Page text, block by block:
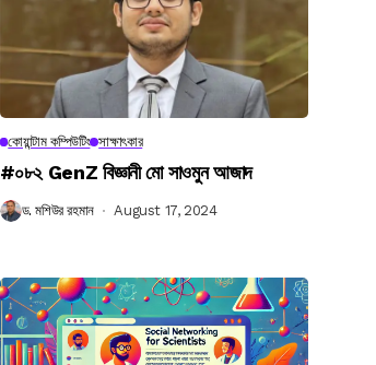
কোয়ান্টাম কম্পিউটিং সাক্ষাৎকার
#০৮২ GenZ বিজ্ঞানী মো সাওমুন আজাদ
ড. মশিউর রহমান August 17, 2024